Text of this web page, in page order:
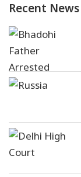
Recent News